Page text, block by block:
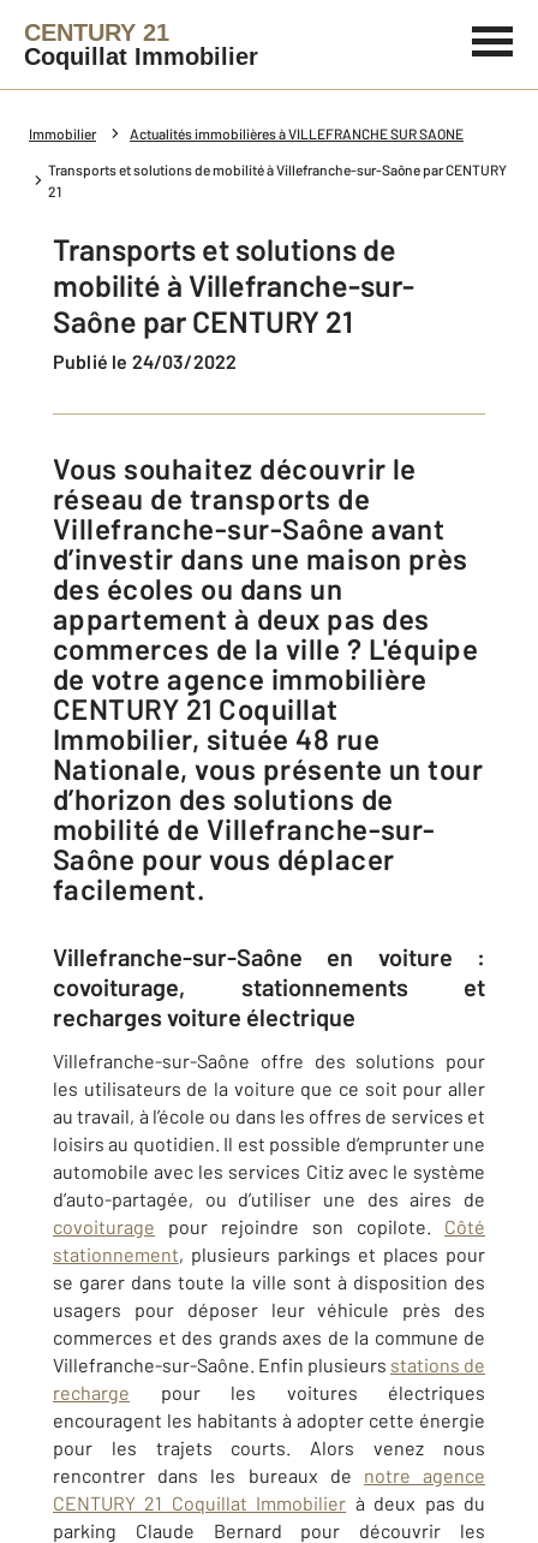
CENTURY 21
Coquillat Immobilier
Immobilier Actualités immobilières à VILLEFRANCHE SUR SAONE
Transports et solutions de mobilité à Villefranche-sur-Saône par CENTURY
21
Transports et solutions de
mobilité à Villefranche-sur-
Saône par CENTURY 21
Publié le 24/03/2022
Vous souhaitez découvrir le
réseau de transports de
Villefranche-sur-Saône avant
d’investir dans une maison près
des écoles ou dans un
appartement à deux pas des
commerces de la ville ? L'équipe
de votre agence immobilière
CENTURY 21 Coquillat
Immobilier, située 48 rue
Nationale, vous présente un tour
d’horizon des solutions de
mobilité de Villefranche-sur-
Saône pour vous déplacer
facilement.
Villefranche-sur-Saône en voiture :
covoiturage, stationnements et
recharges voiture électrique
Villefranche-sur-Saône offre des solutions pour
les utilisateurs de la voiture que ce soit pour aller
au travail, à l’école ou dans les offres de services et
loisirs au quotidien. Il est possible d’emprunter une
automobile avec les services Citiz avec le système
d’auto-partagée, ou d’utiliser une des aires de
covoiturage pour rejoindre son copilote. Côté
stationnement, plusieurs parkings et places pour
se garer dans toute la ville sont à disposition des
usagers pour déposer leur véhicule près des
commerces et des grands axes de la commune de
Villefranche-sur-Saône. Enfin plusieurs stations de
recharge pour les voitures électriques
encouragent les habitants à adopter cette énergie
pour les trajets courts. Alors venez nous
rencontrer dans les bureaux de notre agence
CENTURY 21 Coquillat Immobilier à deux pas du
parking Claude Bernard pour découvrir les